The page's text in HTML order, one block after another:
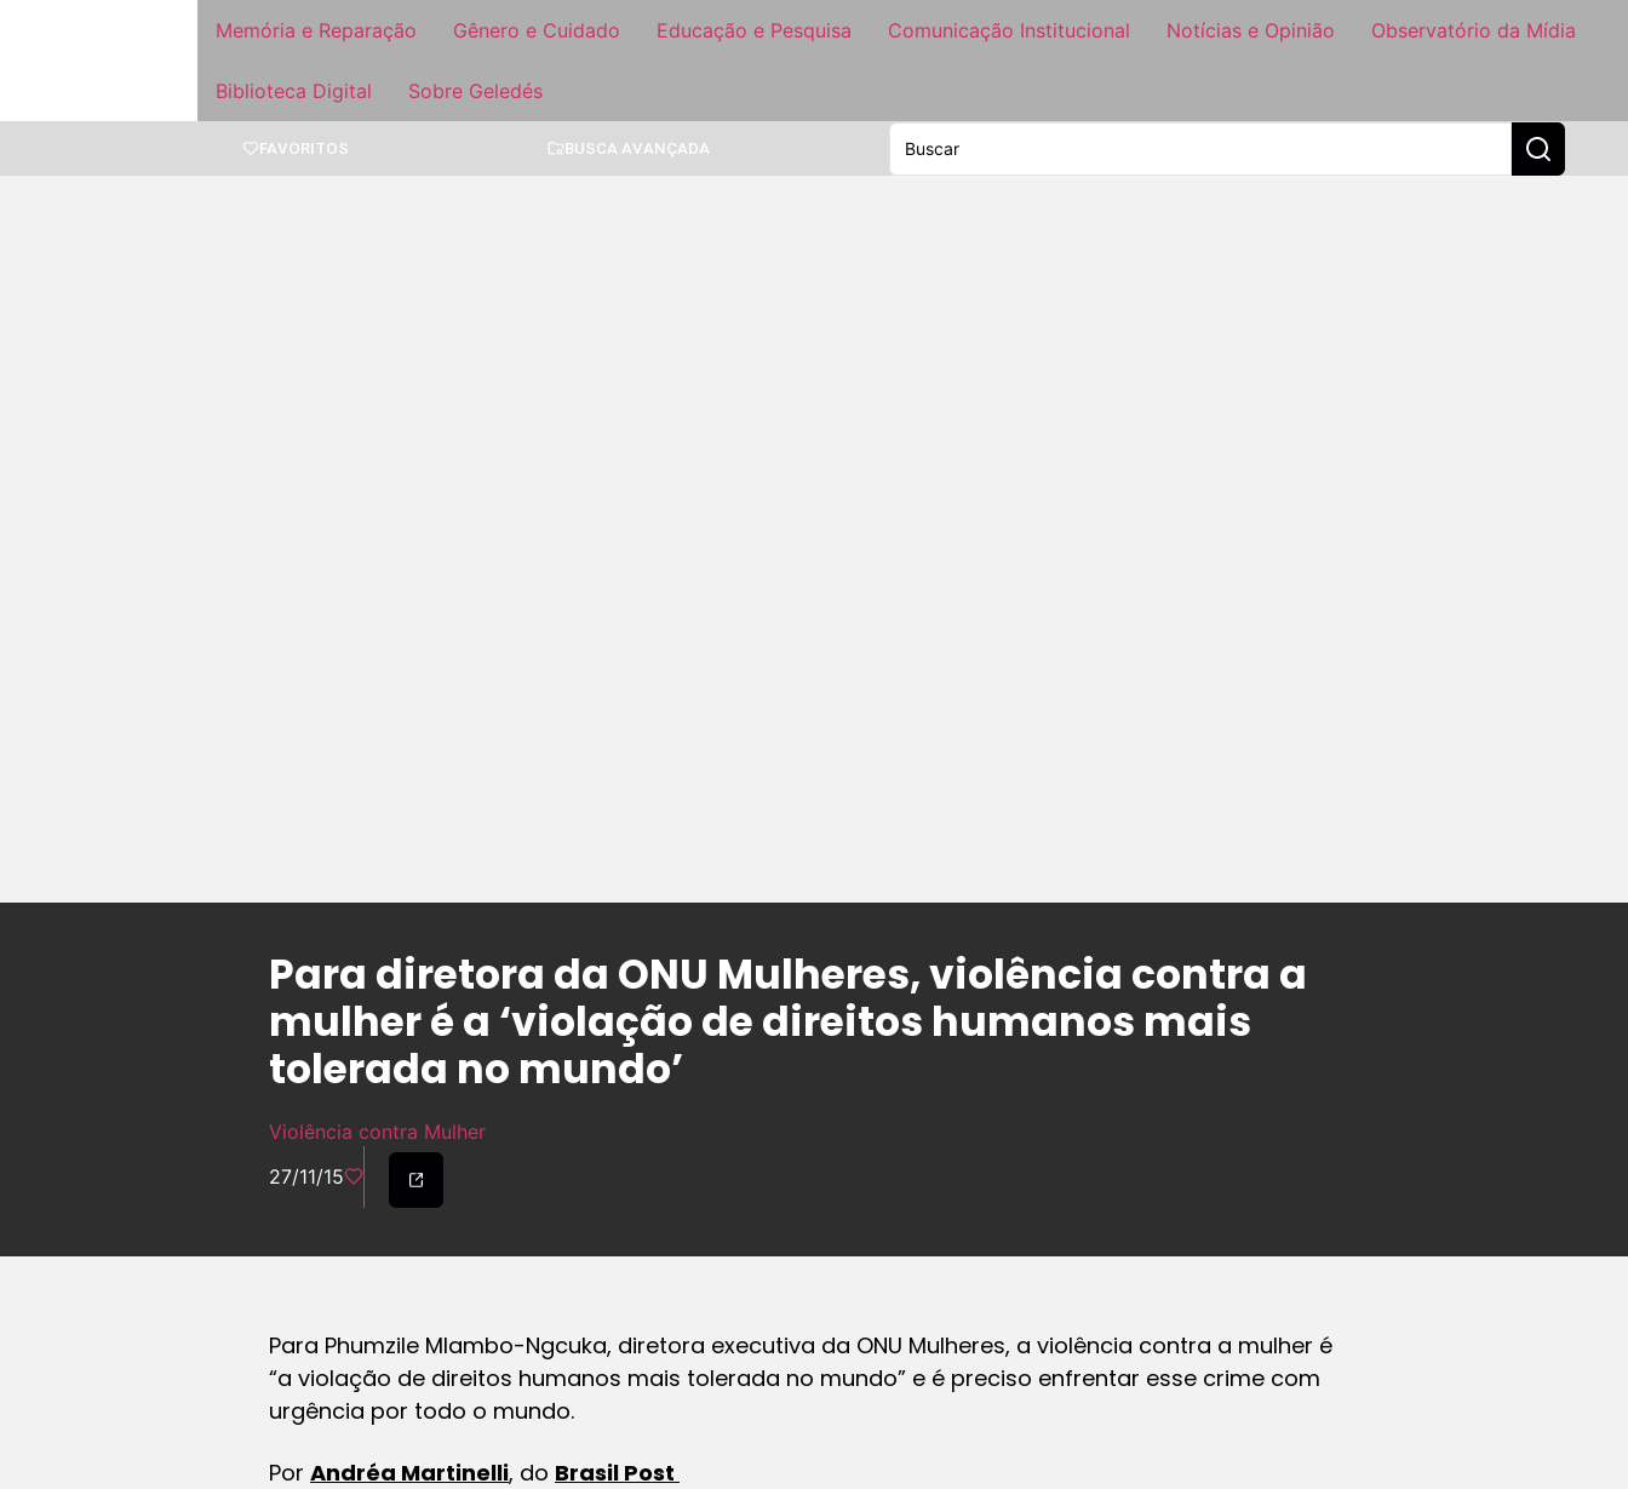
Memória e Reparação Gênero e Cuidado Educação e Pesquisa Comunicação Institucional Notícias e Opinião Observatório da Mídia
Biblioteca Digital Sobre Geledés
FAVORITOS BUSCA AVANÇADA
Para diretora da ONU Mulheres, violência contra a
mulher é a ‘violação de direitos humanos mais
tolerada no mundo’
Violência contra Mulher
27/11/15
Para Phumzile Mlambo-Ngcuka, diretora executiva da ONU Mulheres, a violência contra a mulher é
“a violação de direitos humanos mais tolerada no mundo” e é preciso enfrentar esse crime com
urgência por todo o mundo.
Por Andréa Martinelli, do Brasil Post